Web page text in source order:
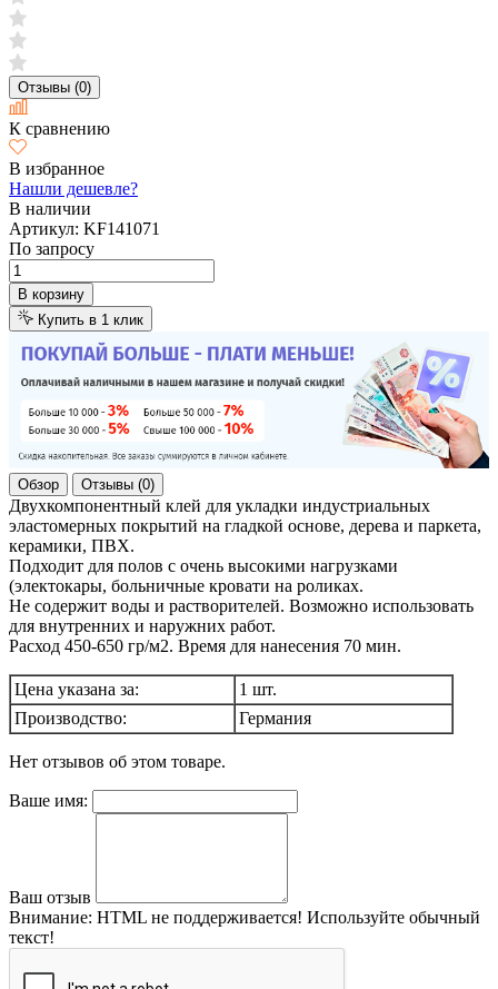
Отзывы (0)
К сравнению
В избранное
Нашли дешевле?
В наличии
Артикул: KF141071
По запросу
В корзину
Купить в 1 клик
Обзор Отзывы (0)
Двухкомпонентный клей для укладки индустриальных
эластомерных покрытий на гладкой основе, дерева и паркета,
керамики, ПВХ.
Подходит для полов с очень высокими нагрузками
(электокары, больничные кровати на роликах.
Не содержит воды и растворителей. Возможно использовать
для внутренних и наружних работ.
Расход 450-650 гр/м2. Время для нанесения 70 мин.
Цена указана за:
1 шт.
Производство:
Германия
Нет отзывов об этом товаре.
Ваше имя:
Ваш отзыв
Внимание: HTML не поддерживается! Используйте обычный
текст!